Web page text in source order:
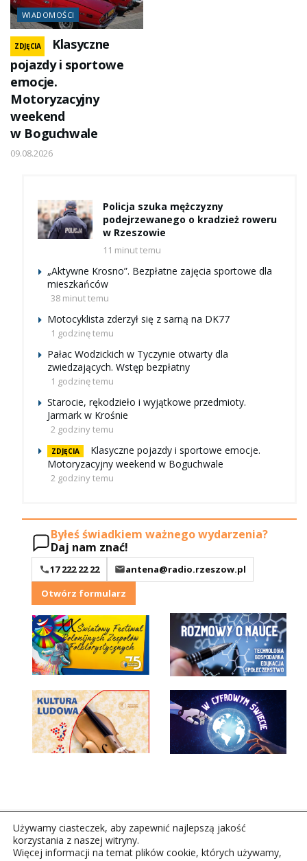
WIADOMOŚCI
ZDJĘCIA
Klasyczne
pojazdy i sportowe
emocje.
Motoryzacyjny
weekend
w Boguchwale
09.08.2026
Policja szuka mężczyzny
podejrzewanego o kradzież roweru
w Rzeszowie
11 minut temu
„Aktywne Krosno”. Bezpłatne zajęcia sportowe dla
mieszkańców
38 minut temu
Motocyklista zderzył się z sarną na DK77
1 godzinę temu
Pałac Wodzickich w Tyczynie otwarty dla
zwiedzających. Wstęp bezpłatny
1 godzinę temu
Starocie, rękodzieło i wyjątkowe przedmioty.
Jarmark w Krośnie
2 godziny temu
ZDJĘCIA
Klasyczne pojazdy i sportowe emocje.
Motoryzacyjny weekend w Boguchwale
2 godziny temu
Byłeś świadkiem ważnego wydarzenia?
Daj nam znać!
17 222 22 22
antena@radio.rzeszow.pl
Otwórz formularz
Używamy ciasteczek, aby zapewnić najlepszą jakość
korzystania z naszej witryny.
Więcej informacji na temat plików cookie, których używamy,